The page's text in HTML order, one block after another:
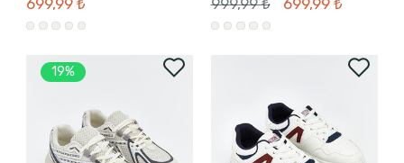
699,99 ₺ 999,99 ₺ 699,99 ₺
19%